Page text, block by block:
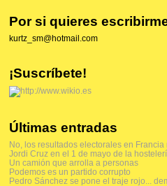
Por si quieres
kurtz_sm@hotmail.com
¡Suscríbete!
Últimas entradas
No, los resultados electorales en Francia
Jordi Cruz en el 1 de mayo de la
Un camión que arrolla a personas
Podemos es un partido corrupto
Pedro Sánchez se pone el traje rojo...